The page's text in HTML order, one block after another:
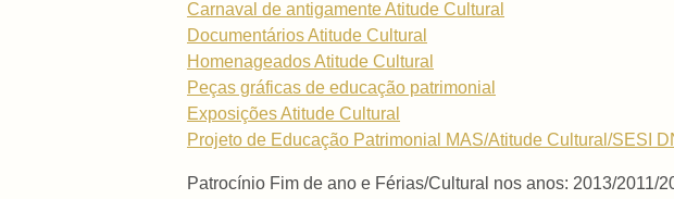
Carnaval de antigamente Atitude Cultural
Documentários Atitude Cultural
Homenageados Atitude Cultural
Peças gráficas de educação patrimonial
Exposições Atitude Cultural
Projeto de Educação Patrimonial MAS/Atitude Cultural/SESI
Patrocínio Fim de ano e Férias/Cultural nos anos: 2013/2011/